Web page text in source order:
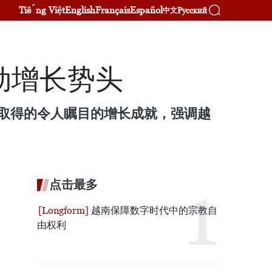
Tiếng ViệtEnglishFrançaisEspañol中文Русский
增长势头
得的令人瞩目的增长成就，强调越
点击最多
越南保障数字时代中的宗教自
由权利